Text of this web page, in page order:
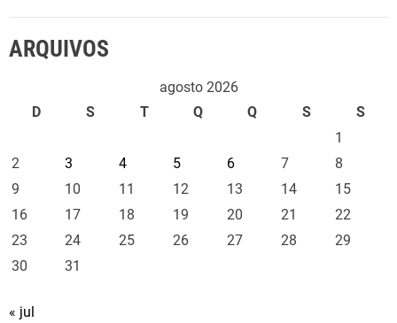
ARQUIVOS
agosto 2026
D
S T Q Q S
S
1
2
3 4 5 6 7
8
9
10 11 12 13 14
15
16
17 18 19 20 21
22
23
24 25 26 27 28
29
30
31
« jul